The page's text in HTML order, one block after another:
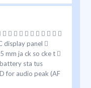
         
display panel 
mm ja ck so cke t 
sta tus
for audio peak (AF